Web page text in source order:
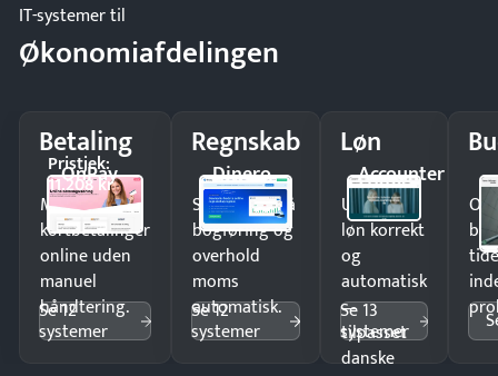
IT-systemer til
Økonomiafdelingen
Betaling
OnPay
Pristjek:
11.208 kr
Modtag
kortbetalinger
online uden
manuel
håndtering.
Se 12
systemer
Regnskab
Dinero
Spar timer på
bogføring og
overhold
moms
automatisk.
Se 12
systemer
Løn
Accounter
Udbetal
løn korrekt
og
automatisk
—
tilpasset
danske
Se 13
systemer